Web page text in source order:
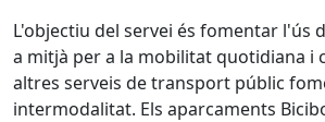
L'objectiu del servei és fomentar l'ús
a mitjà per a la mobilitat quotidiana i
altres serveis de transport públic
intermodalitat. Els aparcaments